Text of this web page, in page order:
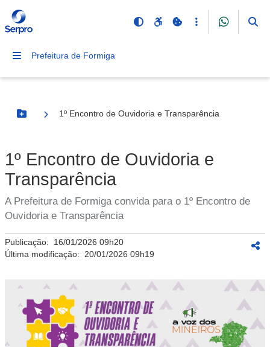
Prefeitura de Formiga
Botão Menu
1º Encontro de Ouvidoria e Transparência
1º Encontro de Ouvidoria e
Transparência
A Prefeitura de Formiga convida para o 1º Encontro de
Ouvidoria e Transparência
Publicação: 16/01/2026 09h20
Última modificação: 20/01/2026 09h19